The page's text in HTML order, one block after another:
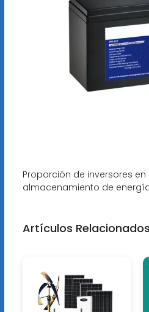
Proporción de inversores en
almacenamiento de energía
Artículos Relacionados